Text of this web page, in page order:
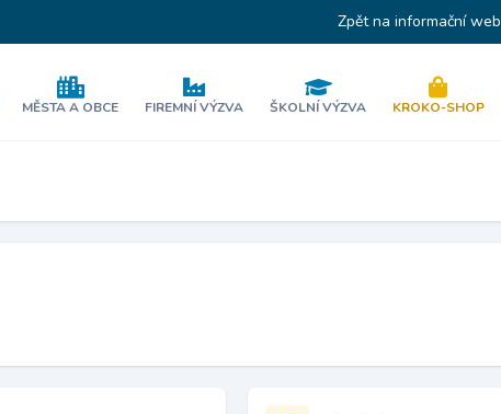
Zpět na informační web
MĚSTA A OBCE FIREMNÍ VÝZVA ŠKOLNÍ VÝZVA KROKO-SHOP